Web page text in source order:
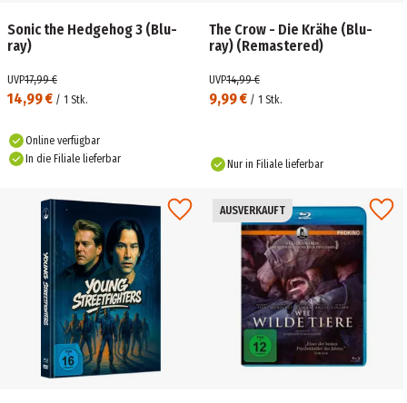
Sonic the Hedgehog 3 (Blu-
ray)
14,99 € / 1 Stk.
UVP17,99 €
Online verfügbar
In die Filiale lieferbar
The Crow - Die Krähe (Blu-
ray) (Remastered)
9,99 € / 1 Stk.
UVP14,99 €
Nur in Filiale lieferbar
AUSVERKAUFT